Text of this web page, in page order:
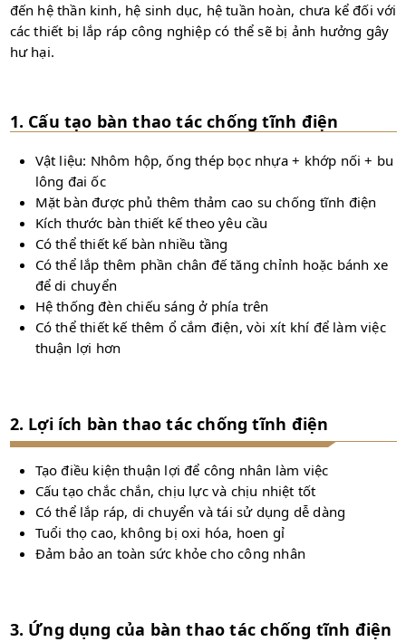
đến hệ thần kinh, hệ sinh dục, hệ tuần hoàn, chưa kể đối với
các thiết bị lắp ráp công nghiệp có thể sẽ bị ảnh hưởng gây
hư hại.
1. Cấu tạo bàn thao tác chống tĩnh điện
Vật liệu: Nhôm hộp, ống thép bọc nhựa + khớp nối + bu
lông đai ốc
Mặt bàn được phủ thêm thảm cao su chống tĩnh điện
Kích thước bàn thiết kế theo yêu cầu
Có thể thiết kế bàn nhiều tầng
Có thể lắp thêm phần chân đế tăng chỉnh hoặc bánh xe
để di chuyển
Hệ thống đèn chiếu sáng ở phía trên
Có thể thiết kế thêm ổ cắm điện, vòi xít khí để làm việc
thuận lợi hơn
2. Lợi ích bàn thao tác chống tĩnh điện
Tạo điều kiện thuận lợi để công nhân làm việc
Cấu tạo chắc chắn, chịu lực và chịu nhiệt tốt
Có thể lắp ráp, di chuyển và tái sử dụng dễ dàng
Tuổi thọ cao, không bị oxi hóa, hoen gỉ
Đảm bảo an toàn sức khỏe cho công nhân
3. Ứng dụng của bàn thao tác chống tĩnh điện